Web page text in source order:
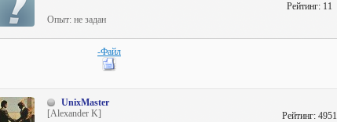
Опыт: не задан
Рейтинг:11
-Файл
UnixMaster
[Alexander K]
Рейтинг:4951